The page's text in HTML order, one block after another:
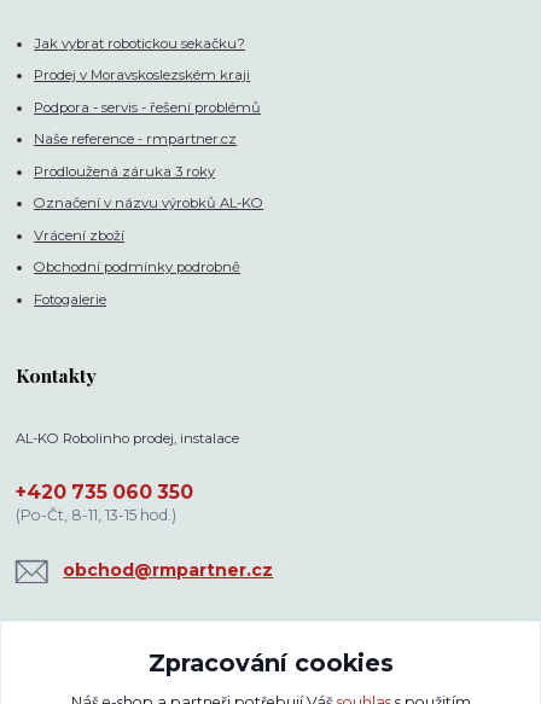
Jak vybrat robotickou sekačku?
Prodej v Moravskoslezském kraji
Podpora - servis - řešení problémů
Naše reference - rmpartner.cz
Prodloužená záruka 3 roky
Označení v názvu výrobků AL-KO
Vrácení zboží
Obchodní podmínky podrobně
Fotogalerie
Kontakty
AL-KO Robolinho prodej, instalace
+420 735 060 350
(Po-Čt, 8-11, 13-15 hod.)
obchod@rmpartner.cz
Zpracování cookies